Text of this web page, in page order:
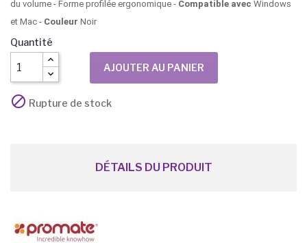
du volume - Forme profilée ergonomique - Compatible avec Windows
et Mac - Couleur Noir
Quantité
AJOUTER AU PANIER
 Rupture de stock
DÉTAILS DU PRODUIT